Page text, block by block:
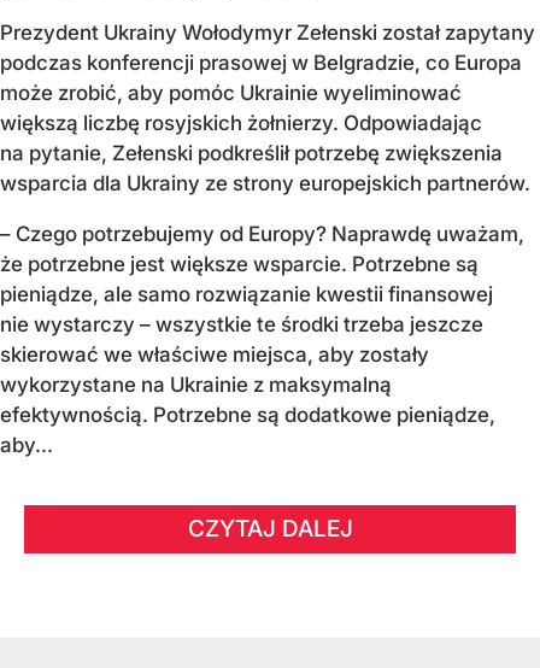
Prezydent Ukrainy Wołodymyr Zełenski został zapytany
podczas konferencji prasowej w Belgradzie, co Europa
może zrobić, aby pomóc Ukrainie wyeliminować
większą liczbę rosyjskich żołnierzy. Odpowiadając
na pytanie, Zełenski podkreślił potrzebę zwiększenia
wsparcia dla Ukrainy ze strony europejskich partnerów.
– Czego potrzebujemy od Europy? Naprawdę uważam,
że potrzebne jest większe wsparcie. Potrzebne są
pieniądze, ale samo rozwiązanie kwestii finansowej
nie wystarczy – wszystkie te środki trzeba jeszcze
skierować we właściwe miejsca, aby zostały
wykorzystane na Ukrainie z maksymalną
efektywnością. Potrzebne są dodatkowe pieniądze,
aby...
CZYTAJ DALEJ